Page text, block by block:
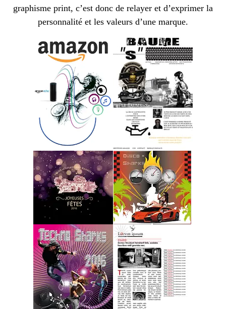
graphisme print, c’est donc de relayer et d’exprimer la
personnalité et les valeurs d’une marque.